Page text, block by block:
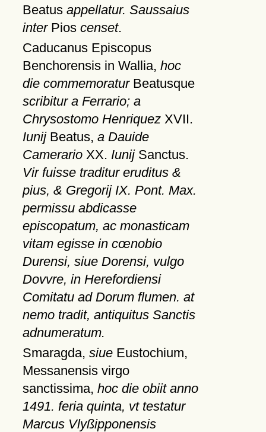
Beatus appellatur. Saussaius
interPios censet.
Caducanus Episcopus
Benchorensis in Wallia, hoc
die commemoraturBeatusque
scribitur a Ferrario; a
Chrysostomo HenriquezXVII.
IunijBeatus, a Dauide
CamerarioXX. IunijSanctus.
Vir fuisse traditur eruditus &
pius, & Gregorij IX. Pont. Max.
permissu abdicasse
episcopatum, ac monasticam
vitam egisse in cœnobio
Durensi, siue Dorensi, vulgo
Dovvre, in Herefordiensi
Comitatu ad Dorum flumen. at
nemo tradit, antiquitus Sanctis
adnumeratum.
Smaragda, siueEustochium,
Messanensis virgo
sanctissima, hoc die obiit anno
1491. feria quinta, vt testatur
Marcus Vlyßipponensis